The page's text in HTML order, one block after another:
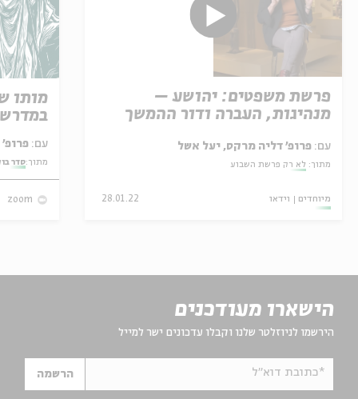
פרשת משפטים: יהושע –
מנהיגות, העברה ודור ההמשך
עם: פרופ' דליה מרקס, יעל אשל
מתוך: לא רק פרשת השבוע
מיוחדים וידאו 28.01.22
מותו
עם: פרופ' אביגדור שנאן
מתוך:סדר
zoom
הישארו מעודכנים
הירשמו לניוזלטר שלנו וקבלו עדכונים ישר למייל
*כתובת דוא"ל הרשמה